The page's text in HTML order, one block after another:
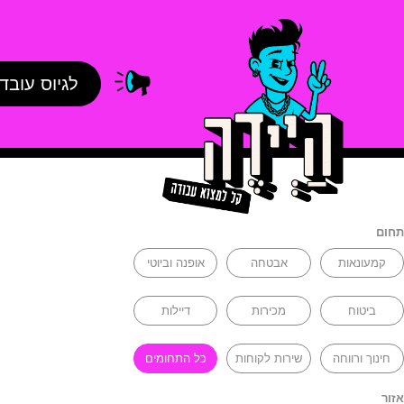
לגיוס
תחום
קמעונאות אבטחה אופנה וביוטי
ביטוח מכירות דיילות
חינוך ורווחה שירות לקוחות כל התחומים
אזור